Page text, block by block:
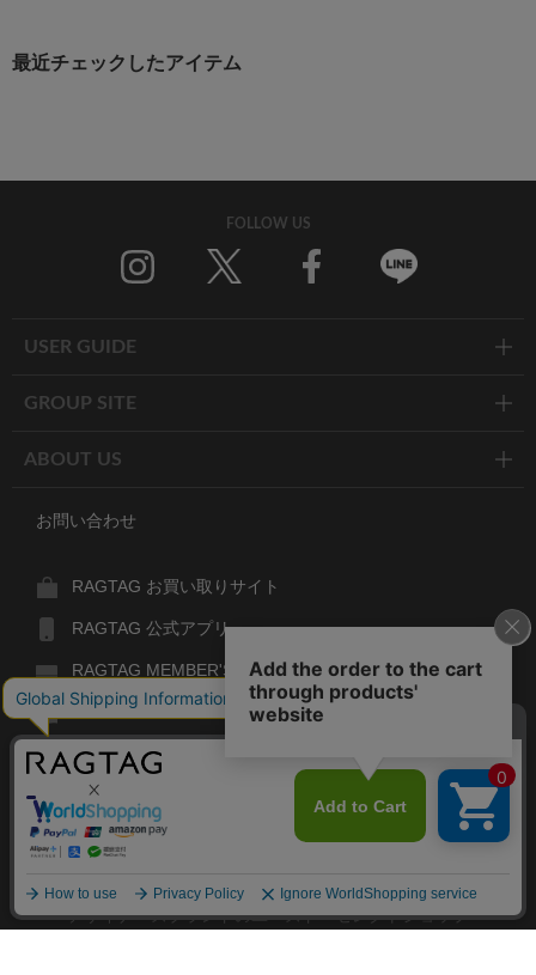
最近チェックしたアイテム
FOLLOW US
USER GUIDE
GROUP SITE
ABOUT US
お問い合わせ
RAGTAG お買い取りサイト
RAGTAG 公式アプリ
RAGTAG MEMBER'S CARD
RAGTAG MAGAZINE
RAGTAG Global
RAGTAG
デザイナーズブランドのユーズド・セレクトショップ